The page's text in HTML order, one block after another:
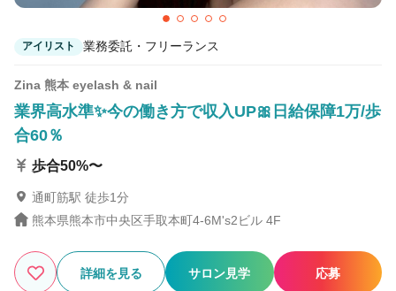
アイリスト 業務委託・フリーランス
Zina 熊本 eyelash & nail
業界高水準✨今の働き方で収入UP🎀日給保障1万/歩
合60％
歩合50%〜
通町筋駅 徒歩1分
熊本県熊本市中央区手取本町4-6M's2ビル 4F
詳細を見る サロン見学 応募